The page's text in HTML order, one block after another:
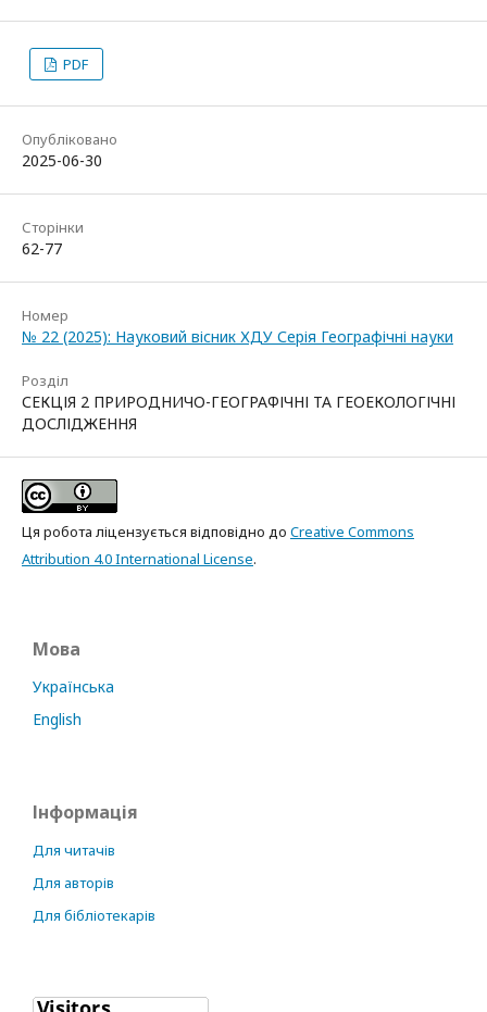
PDF
Опубліковано
2025-06-30
Сторінки
62-77
Номер
№ 22 (2025): Науковий вісник ХДУ Серія Географічні науки
Розділ
СЕКЦІЯ 2 ПРИРОДНИЧО-ГЕОГРАФІЧНІ ТА ГЕОЕКОЛОГІЧНІ
ДОСЛІДЖЕННЯ
Ця робота ліцензується відповідно до Creative Commons
Attribution 4.0 International License.
Мова
Українська
English
Інформація
Для читачів
Для авторів
Для бібліотекарів